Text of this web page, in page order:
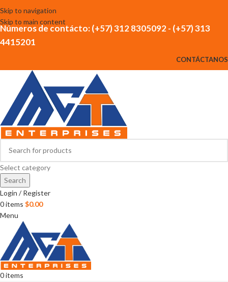
Skip to navigation
Skip to main content
Números de contácto: (+57) 312 8305092 - (+57) 313
4415201
CONTÁCTANOS
Select category
Search
Login / Register
0items $0.00
Menu
0items